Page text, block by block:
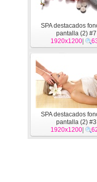
SPA destacados
pantalla (2) #7
1920x1200
SPA destacados
pantalla (2) #3
1920x1200